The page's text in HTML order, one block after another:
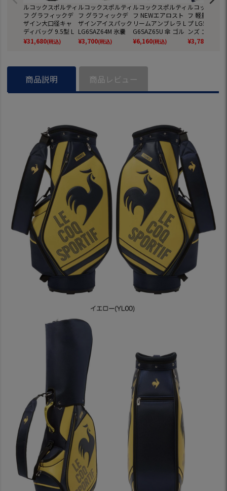
ルコックスポルティ
フ グラフィックデ
ザイン大口径キャ
ディバッグ 9.5型 L
G6SCB02M ゴルフ l
e coq sportif golf 2
¥31,680(税込)
ルコックスポルティ
フ グラフィックデ
ザインアイスパック
LG6SAZ64M 氷嚢
氷のう ゴルフ le co
q sportif golf 2026
¥3,700(税込)
ルコックスポルティ
フ NEWエアロスト
リームアンブレラ L
G6SAZ65U 傘 ゴル
フ le coq sportif go
lf 2026年モデル 日
¥6,160(税込)
ルコックスポ
フ 軽量ロゴ
プ
ンズ ゴルフ
coq sportif
25秋冬モデ
¥3,784
商品説明 商品レビュー